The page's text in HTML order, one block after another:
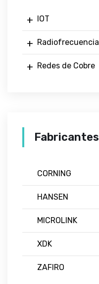
IOT
Radiofrecuencia
Redes de Cobre
Fabricantes
CORNING
HANSEN
MICROLINK
XDK
ZAFIRO